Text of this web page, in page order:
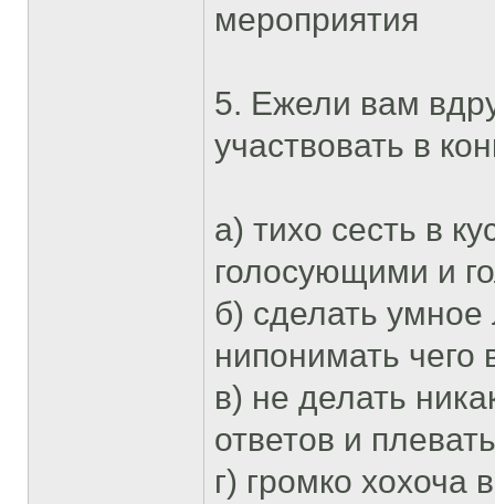
мероприятия
5. Ежели вам
участвовать в
а) тихо сесть в
голосующими и
б) сделать умное
нипонимать чего
в) не делать
ответов и
г) громко хохоча